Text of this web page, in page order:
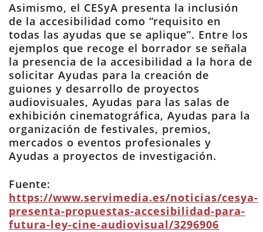
Asimismo, el CESyA presenta la inclusión
de la accesibilidad como “requisito en
todas las ayudas que se aplique”. Entre los
ejemplos que recoge el borrador se señala
la presencia de la accesibilidad a la hora de
solicitar Ayudas para la creación de
guiones y desarrollo de proyectos
audiovisuales, Ayudas para las salas de
exhibición cinematográfica, Ayudas para la
organización de festivales, premios,
mercados o eventos profesionales y
Ayudas a proyectos de investigación.
Fuente:
https://www.servimedia.es/noticias/cesya-
presenta-propuestas-accesibilidad-para-
futura-ley-cine-audiovisual/3296906